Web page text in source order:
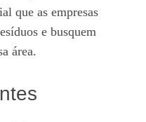
que as empresas
e busquem
área.